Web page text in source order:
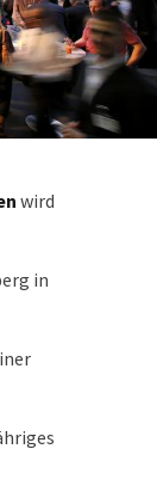
wird
in